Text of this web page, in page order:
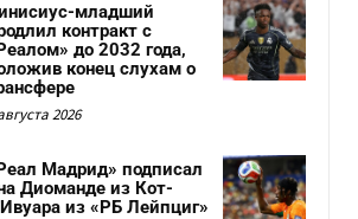
младший
контракт с
до 2032 года,
конец слухам о
2026
Мадрид» подписал
Диоманде из Кот-
из «РБ Лейпциг»